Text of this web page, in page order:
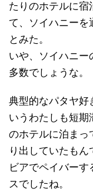
たりのホテルに宿
て、ソイハニーを
とみた。
いや、ソイハニー
多数でしょうな。
典型的なパタヤ好
いうわたしも短期
のホテルに泊まっ
り出していたも
ビアでペイバー
スでしたね。